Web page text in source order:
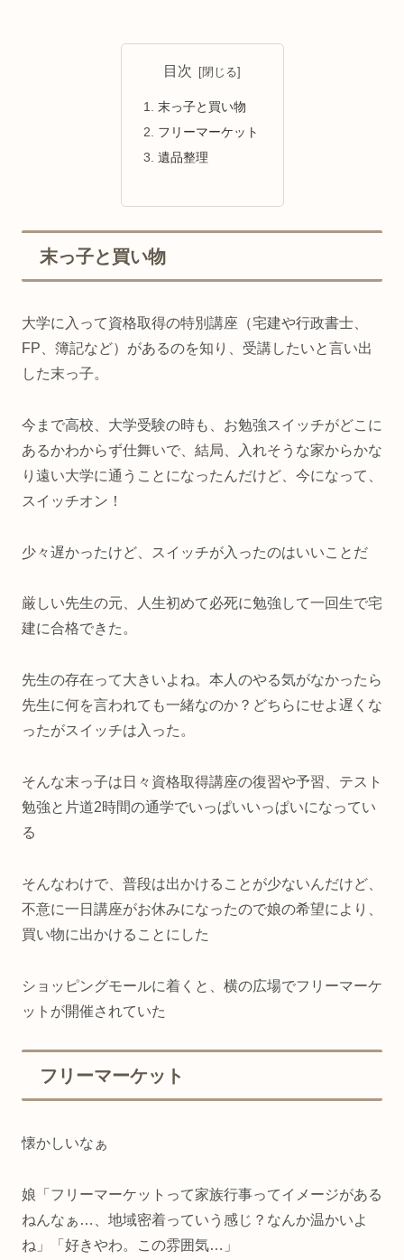
目次
末っ子と買い物
フリーマーケット
遺品整理
末っ子と買い物
大学に入って資格取得の特別講座（宅建や行政書士、
FP、簿記など）があるのを知り、受講したいと言い出
した末っ子。
今まで高校、大学受験の時も、お勉強スイッチがどこに
あるかわからず仕舞いで、結局、入れそうな家からかな
り遠い大学に通うことになったんだけど、今になって、
スイッチオン！
少々遅かったけど、スイッチが入ったのはいいことだ
厳しい先生の元、人生初めて必死に勉強して一回生で宅
建に合格できた。
先生の存在って大きいよね。本人のやる気がなかったら
先生に何を言われても一緒なのか？どちらにせよ遅くな
ったがスイッチは入った。
そんな末っ子は日々資格取得講座の復習や予習、テスト
勉強と片道2時間の通学でいっぱいいっぱいになってい
る
そんなわけで、普段は出かけることが少ないんだけど、
不意に一日講座がお休みになったので娘の希望により、
買い物に出かけることにした
ショッピングモールに着くと、横の広場でフリーマーケ
ットが開催されていた
フリーマーケット
懐かしいなぁ
娘「フリーマーケットって家族行事ってイメージがある
ねんなぁ…、地域密着っていう感じ？なんか温かいよ
ね」「好きやわ。この雰囲気…」